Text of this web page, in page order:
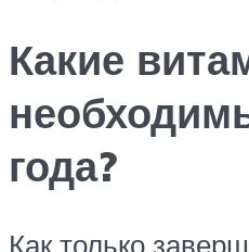
Какие
года?
Как только